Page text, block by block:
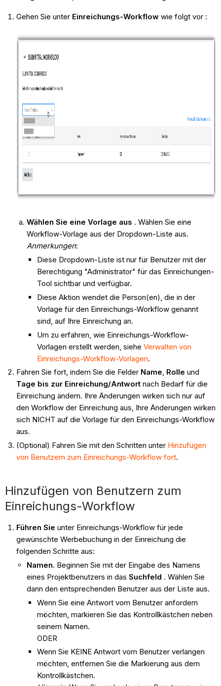
Gehen Sie unter Einreichungs-Workflowwie folgt vor :
Wählen Sie eine Vorlage aus . Wählen Sie eine
Workflow-Vorlage aus der Dropdown-Liste aus.
Anmerkungen:
Diese Dropdown-Liste ist nur für Benutzer mit der
Berechtigung "Administrator" für das Einreichungen-
Tool sichtbar und verfügbar.
Diese Aktion wendet die Person(en), die in der
Vorlage für den Einreichungs-Workflow genannt
sind, auf Ihre Einreichung an.
Um zu erfahren, wie Einreichungs-Workflow-
Vorlagen erstellt werden, siehe Verwalten von
Einreichungs-Workflow-Vorlagen.
Fahren Sie fort, indem Sie die Felder Name, Rolle und
Tage bis zur Einreichung/Antwortnach Bedarf für die
Einreichung ändern. Ihre Änderungen wirken sich nur auf
den Workflow der Einreichung aus, Ihre Änderungen wirken
sich NICHT auf die Vorlage für den Einreichungs-Workflow
aus.
(Optional) Fahren Sie mit den Schritten unter Hinzufügen
von Benutzern zum Einreichungs-Workflow fort.
Hinzufügen von Benutzern zum
Einreichungs-Workflow
Führen Sie unter Einreichungs-Workflow für jede
gewünschte Werbebuchung in der Einreichung die
folgenden Schritte aus:
Namen. Beginnen Sie mit der Eingabe des Namens
eines Projektbenutzers in das Suchfeld . Wählen Sie
dann den entsprechenden Benutzer aus der Liste aus.
Wenn Sie eine Antwort vom Benutzer anfordern
möchten, markieren Sie das Kontrollkästchen neben
seinem Namen.
ODER
Wenn Sie KEINE Antwort vom Benutzer verlangen
möchten, entfernen Sie die Markierung aus dem
Kontrollkästchen.